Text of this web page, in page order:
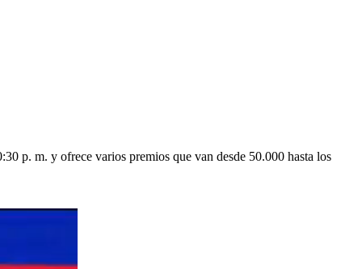
p. m. y ofrece varios premios que van desde 50.000 hasta los